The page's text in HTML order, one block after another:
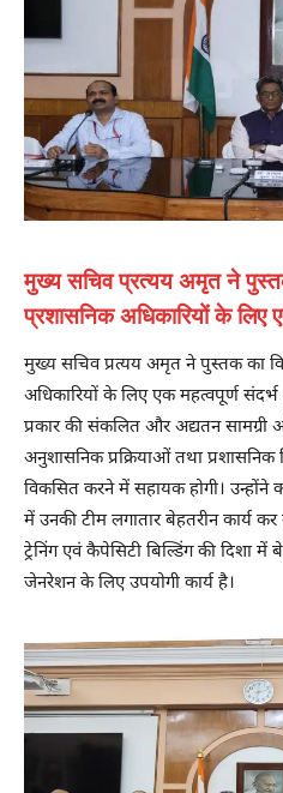
मुख्य सचिव प्रत्यय अमृत ने
प्रशासनिक अधिकारियों के लिए
मुख्य सचिव प्रत्यय अमृत ने पुस्तक का
अधिकारियों के लिए एक महत्वपूर्ण संदर्भ
प्रकार की संकलित और अद्यतन सामग्री
अनुशासनिक प्रक्रियाओं तथा
विकसित करने में सहायक होगी।
में उनकी टीम लगातार बेहतरीन कार्य
ट्रेनिंग एवं कैपेसिटी बिल्डिंग की दिशा
जेनरेशन के लिए उपयोगी कार्य है।